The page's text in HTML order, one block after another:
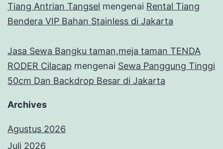
Tiang Antrian Tangsel mengenai Rental Tiang
Bendera VIP Bahan Stainless di Jakarta
Jasa Sewa Bangku taman,meja taman TENDA
RODER Cilacap mengenai Sewa Panggung Tinggi
50cm Dan Backdrop Besar di Jakarta
Archives
Agustus 2026
Juli 2026